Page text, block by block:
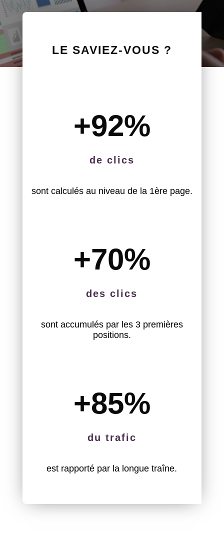
LE SAVIEZ-VOUS ?
+92%
de clics
sont calculés au niveau de la 1ère page.
+70%
des clics
sont accumulés par les 3 premières
positions.
+85%
du trafic
est rapporté par la longue traîne.